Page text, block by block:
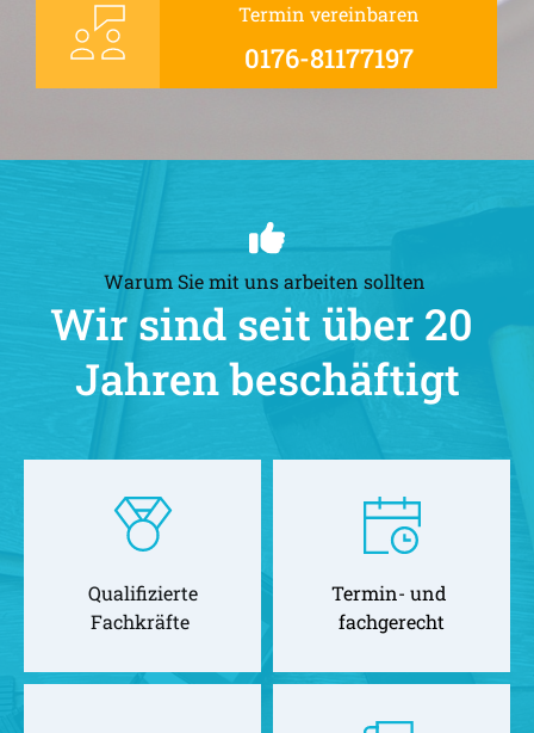
Termin vereinbaren
0176-81177197
Warum Sie mit uns arbeiten sollten
Wir sind seit über 20
Jahren beschäftigt
Qualifizierte
Fachkräfte
Termin- und
fachgerecht